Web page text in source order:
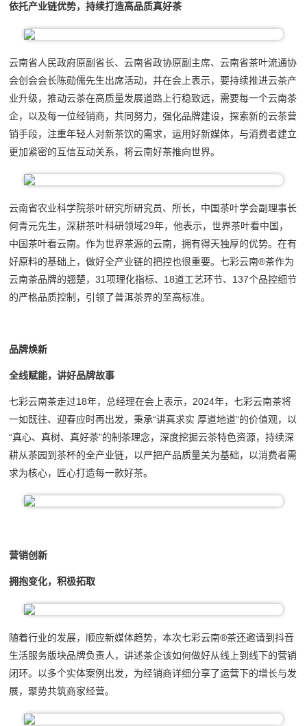
依托产业链优势，持续打造高品质真好茶
云南省人民政府原副省长、云南省政协原副主席、云南省茶叶流通协
会创会会长陈勋儒先生出席活动，并在会上表示，要持续推进云茶产
业升级，推动云茶在高质量发展道路上行稳致远，需要每一个云南茶
企，以及每一位经销商，共同努力，强化品牌建设，探索新的云茶营
销手段，注重年轻人对新茶饮的需求，运用好新媒体，与消费者建立
更加紧密的互信互动关系，将云南好茶推向世界。
云南省农业科学院茶叶研究所研究员、所长，中国茶叶学会副理事长
何青元先生，深耕茶叶科研领域29年，他表示，世界茶叶看中国，
中国茶叶看云南。作为世界茶源的云南，拥有得天独厚的优势。在有
好原料的基础上，做好全产业链的把控也很重要。七彩云南®茶作为
云南茶品牌的翘楚，31项理化指标、18道工艺环节、137个品控细节
的严格品质控制，引领了普洱茶界的至高标准。
品牌焕新
全线赋能，讲好品牌故事
七彩云南茶走过18年，总经理在会上表示，2024年，七彩云南茶将
一如既往、迎春应时再出发，秉承“讲真求实 厚道地道”的价值观，以
“真心、真树、真好茶”的制茶理念，深度挖掘云茶特色资源，持续深
耕从茶园到茶杯的全产业链，以严把产品质量关为基础，以消费者需
求为核心，匠心打造每一款好茶。
营销创新
拥抱变化，积极拓取
随着行业的发展，顺应新媒体趋势，本次七彩云南®茶还邀请到抖音
生活服务版块品牌负责人，讲述茶企该如何做好从线上到线下的营销
闭环。以多个实体案例出发，为经销商详细分享了运营下的增长与发
展，聚势共筑商家经营。